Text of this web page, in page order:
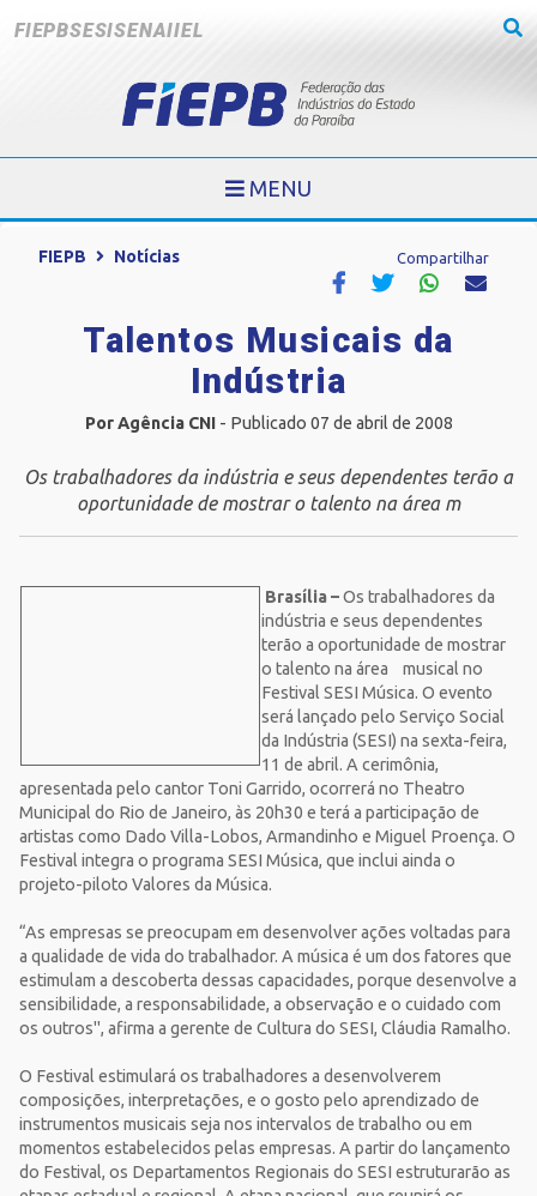
FIEPBSESISENAIIEL
MENU
FIEPB Notícias Compartilhar
Talentos Musicais da
Indústria
Por Agência CNI- Publicado 07 de abril de 2008
Os trabalhadores da indústria e seus dependentes terão a
oportunidade de mostrar o talento na área m
Brasília –Os trabalhadores da
indústria e seus dependentes
terão a oportunidade de mostrar
o talento na área musical no
Festival SESI Música. O evento
será lançado pelo Serviço Social
da Indústria (SESI) na sexta-feira,
11 de abril. A cerimônia,
apresentada pelo cantor Toni Garrido, ocorrerá no Theatro
Municipal do Rio de Janeiro, às 20h30 e terá a participação de
artistas como Dado Villa-Lobos, Armandinho e Miguel Proença. O
Festival integra o programa SESI Música, que inclui ainda o
projeto-piloto Valores da Música.
“As empresas se preocupam em desenvolver ações voltadas para
a qualidade de vida do trabalhador. A música é um dos fatores que
estimulam a descoberta dessas capacidades, porque desenvolve a
sensibilidade, a responsabilidade, a observação e o cuidado com
os outros", afirma a gerente de Cultura do SESI, Cláudia Ramalho.
O Festival estimulará os trabalhadores a desenvolverem
composições, interpretações, e o gosto pelo aprendizado de
instrumentos musicais seja nos intervalos de trabalho ou em
momentos estabelecidos pelas empresas. A partir do lançamento
do Festival, os Departamentos Regionais do SESI estruturarão as